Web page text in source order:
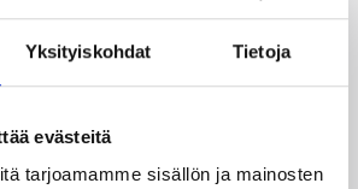
Yksityiskohdat Tietoja
evästeitä
tarjoamamme sisällön ja mainosten